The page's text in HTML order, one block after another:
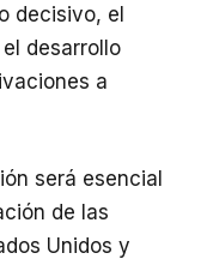
decisivo, el
desarrollo
a
será esencial
de las
Unidos y